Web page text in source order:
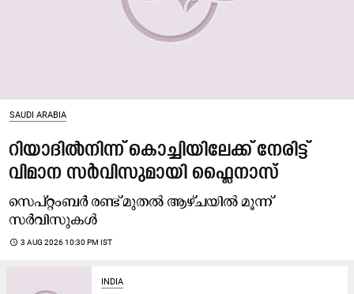
SAUDI ARABIA
റിയാദിൽനിന്ന് കൊച്ചിയിലേക്ക് നേരിട്ട്​
വിമാന സർവിസുമായി ഫ്ലൈനാസ്
സെപ്റ്റംബർ രണ്ട് മുതൽ ആഴ്ചയിൽ മൂന്ന്
സർവിസുകൾ
access_time 3 AUG 2026 10:30 PM IST
INDIA